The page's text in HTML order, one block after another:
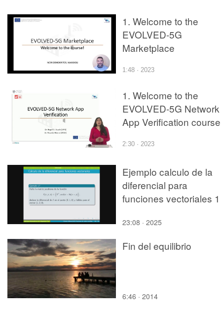
1. Welcome to the
EVOLVED-5G
Marketplace
1:48 · 2023
1. Welcome to the
EVOLVED-5G Network
App Verification course
2:30 · 2023
Ejemplo calculo de la
diferencial para
funciones vectoriales 1
23:08 · 2025
Fin del equilibrio
6:46 · 2014